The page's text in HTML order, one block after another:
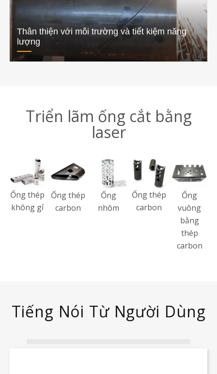
Thân thiện với môi trường và tiết kiệm năng
lượng
Triển lãm ống cắt bằng
laser
Ống thép
không gỉ
Ống thép
carbon
Ống
nhôm
Ống thép
carbon
Ống
vuông
bằng
thép
carbon
Tiếng Nói Từ Người Dùng